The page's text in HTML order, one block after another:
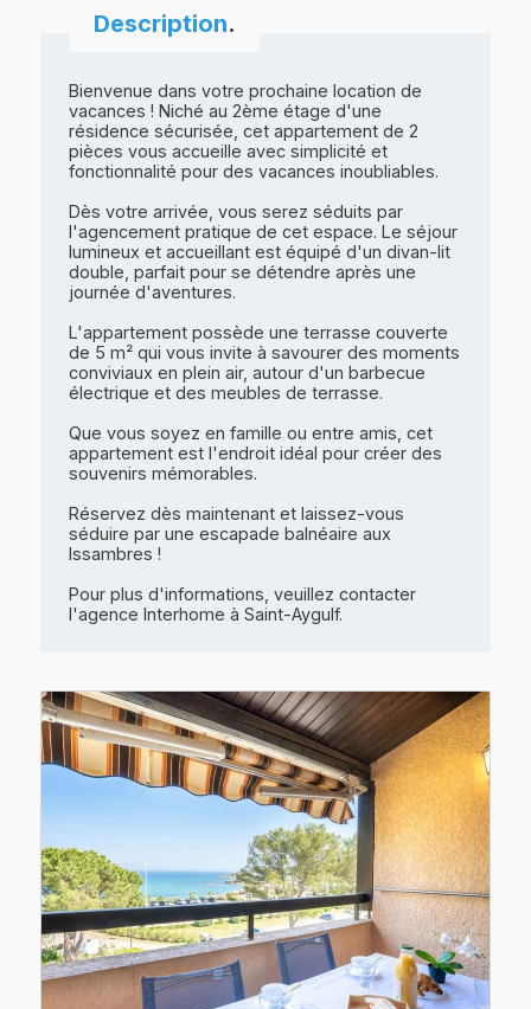
Description.
Bienvenue dans votre prochaine location de
vacances ! Niché au 2ème étage d'une
résidence sécurisée, cet appartement de 2
pièces vous accueille avec simplicité et
fonctionnalité pour des vacances inoubliables.
Dès votre arrivée, vous serez séduits par
l'agencement pratique de cet espace. Le séjour
lumineux et accueillant est équipé d'un divan-lit
double, parfait pour se détendre après une
journée d'aventures.
L'appartement possède une terrasse couverte
de 5 m² qui vous invite à savourer des moments
conviviaux en plein air, autour d'un barbecue
électrique et des meubles de terrasse.
Que vous soyez en famille ou entre amis, cet
appartement est l'endroit idéal pour créer des
souvenirs mémorables.
Réservez dès maintenant et laissez-vous
séduire par une escapade balnéaire aux
Issambres !
Pour plus d'informations, veuillez contacter
l'agence Interhome à Saint-Aygulf.